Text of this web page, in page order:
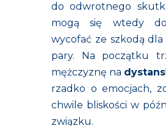
do odwrotnego
mogą się wtedy
wycofać ze szkodą dla
pary. Na początku
mężczyznę na dystans
rzadko o emocjach,
chwile bliskości w
związku.